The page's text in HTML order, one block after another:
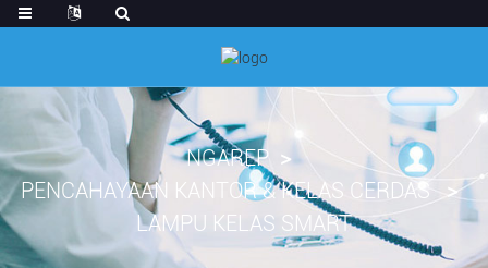
NGAREP
PENCAHAYAAN KANTOR & KELAS CERDAS
LAMPU KELAS SMART